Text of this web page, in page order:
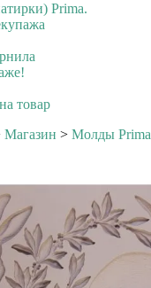
Prima.
товар
Магазин > Молды Prima